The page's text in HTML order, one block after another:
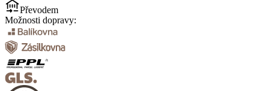
Převodem
Možnosti dopravy: